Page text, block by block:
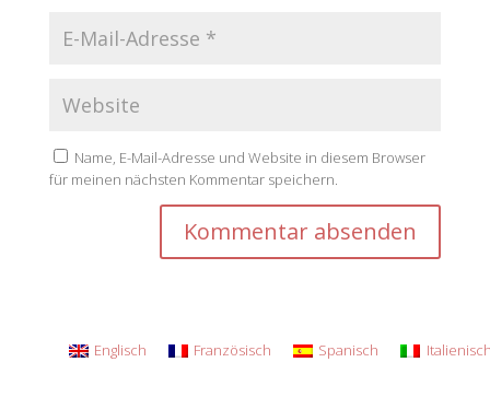
Name, E-Mail-Adresse und Website in diesem Browser
für meinen nächsten Kommentar speichern.
Englisch Französisch Spanisch